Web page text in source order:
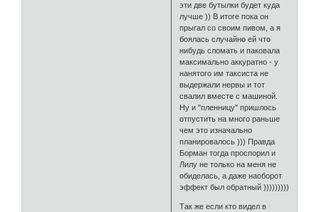
эти две бутылки будет куда
лучше )) В итоге пока он
прыгал со своим пивом, а я
боялась случайно ей что
нибудь сломать и паковала
максимально аккуратно - у
нанятого им таксиста не
выдержали нервы и тот
свалил вместе с машиной.
Ну и "пленницу" пришлось
отпустить на много раньше
чем это изначально
планировалось ))) Правда
Борман тогда проспорил и
Лилу не только на меня не
обиделась, а даже наоборот
эффект был обратный )))))))))
Так же если кто видел в